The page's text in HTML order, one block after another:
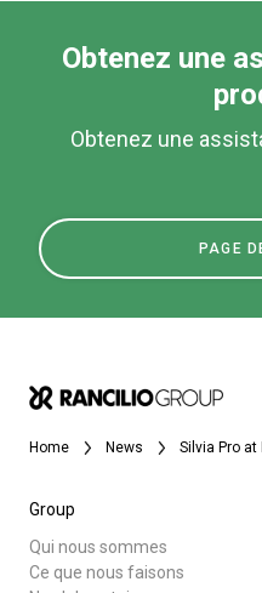
Obtenez une
Obtenez une
PAGE
Home News Silvia Pro
Group
Qui nous sommes
Ce que nous faisons